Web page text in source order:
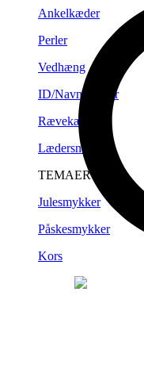
Ankelkæder
Perler
Vedhæng
ID/Navneplader
Rævekæder
Lædersnørre
TEMAER
Julesmykker
Påskesmykker
Kors